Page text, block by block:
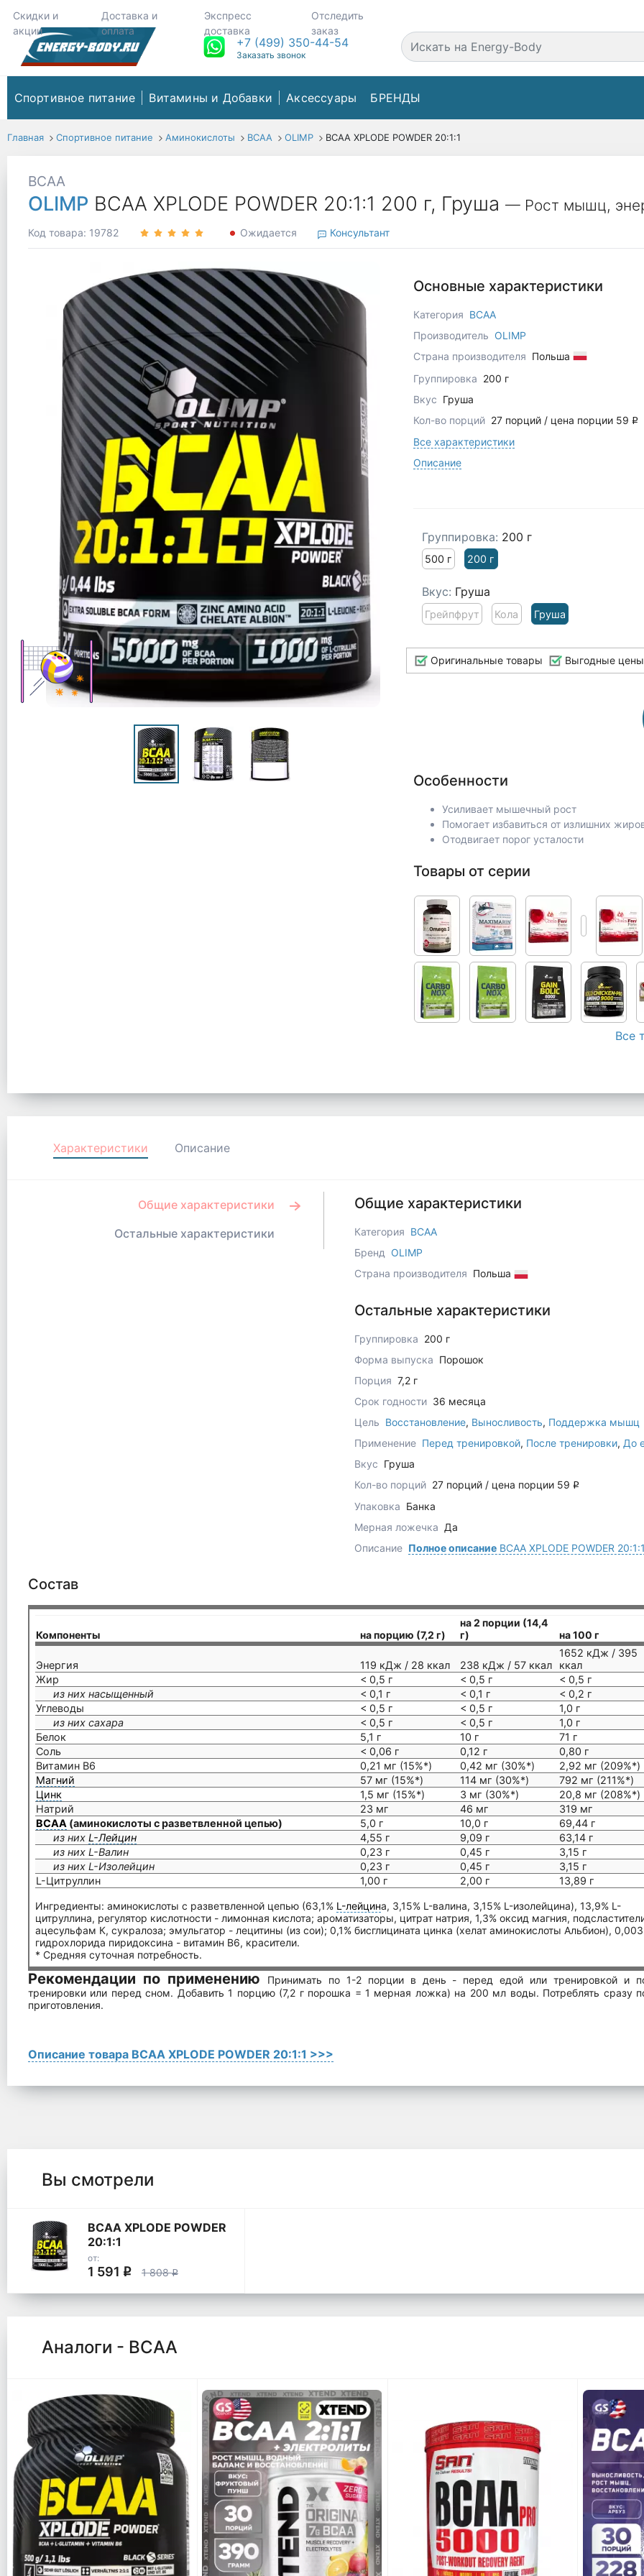
Скидки и
акции
Доставка и
оплата
Экспресс
доставка
Отследить
заказ
+7 (499) 350-44-54
Заказать звонок
Спортивное питание Витамины и Добавки Аксессуары БРЕНДЫ
Главная Спортивное питание Аминокислоты ВСАА OLIMP BCAA XPLODE POWDER 20:1:1
BCAA
OLIMP BCAA XPLODE POWDER 20:1:1 200 г, Груша — Рост мышц,
Код товара: 19782 Ожидается Консультант
Основные характеристики
Категория BCAA
Производитель OLIMP
Страна производителя Польша
Группировка 200 г
Вкус Груша
Кол-во порций 27 порций / цена порции 59 q
Все характеристики
Описание
Группировка: 200 г
500 г 200 г
Вкус: Груша
Грейпфрут Кола Груша
Оригинальные товары Выгодные цены
Особенности
Усиливает мышечный рост
Помогает избавиться от излишних
Отодвигает порог усталости
Товары от серии
Все
Характеристики Описание
Общие характеристики
Остальные характеристики
Общие характеристики
Категория BCAA
Бренд
OLIMP
Страна производителя Польша
Остальные характеристики
Группировка 200 г
Форма выпуска Порошок
Порция 7,2 г
Срок годности 36 месяца
Цель Восстановление, Выносливость, Поддержка мышц
Применение Перед тренировкой, После тренировки, До
Вкус Груша
Кол-во порций 27 порций / цена порции 59 q
Упаковка Банка
Мерная ложечка Да
Описание Полное описаниеBCAA XPLODE POWDER
Состав
Компоненты на порцию (7,2 г)
на 2 порции (14,4
г)
на 100 г
Энергия 119 кДж / 28 ккал 238 кДж / 57 ккал
1652 кДж / 395
ккал
Жир
< 0,5 г < 0,5 г
< 0,5 г
из них насыщенный
< 0,1 г < 0,1 г
< 0,2 г
Углеводы
< 0,5 г < 0,5 г
1,0 г
из них сахара
< 0,5 г < 0,5 г
1,0 г
Белок
5,1 г 10 г
71 г
Соль
< 0,06 г 0,12 г
0,80 г
Витамин В6
0,21 мг (15%*) 0,42 мг (30%*)
2,92 мг (209%*)
Магний
57 мг (15%*) 114 мг (30%*)
792 мг (211%*)
Цинк
1,5 мг (15%*) 3 мг (30%*)
20,8 мг (208%*)
Натрий
23 мг 46 мг
319 мг
ВСАА (аминокислоты с разветвленной цепью) 5,0 г 10,0 г
69,44 г
из нихL-Лейцин 4,55 г 9,09 г
63,14 г
из них L-Валин
0,23 г 0,45 г
3,15 г
из них L-Изолейцин
0,23 г 0,45 г
3,15 г
L-Цитруллин
1,00 г 2,00 г 13,89 г
Ингредиенты: аминокислоты с разветвленной цепью (63,1% L-лейцина, 3,15% L-валина, 3,15% L-изолейцина), 13,9% L-
цитруллина, регулятор кислотности - лимонная кислота; ароматизаторы, цитрат натрия, 1,3% оксид магния,
ацесульфам К, сукралоза; эмульгатор - лецитины (из сои); 0,1% бисглицината цинка (хелат аминокислоты Альбион),
гидрохлорида пиридоксина - витамин B6, красители.
* Средняя суточная потребность.
Рекомендации по применению
Принимать по 1-2 порции в день - перед едой или тренировкой и
тренировки или перед сном. Добавить 1 порцию (7,2 г порошка = 1 мерная ложка) на 200 мл воды. Потреблять сразу
приготовления.
Описание товара BCAA XPLODE POWDER 20:1:1 >>>
Вы смотрели
BCAA XPLODE POWDER
20:1:1
от:
1 591 q 1 808q
Аналоги - ВСАА